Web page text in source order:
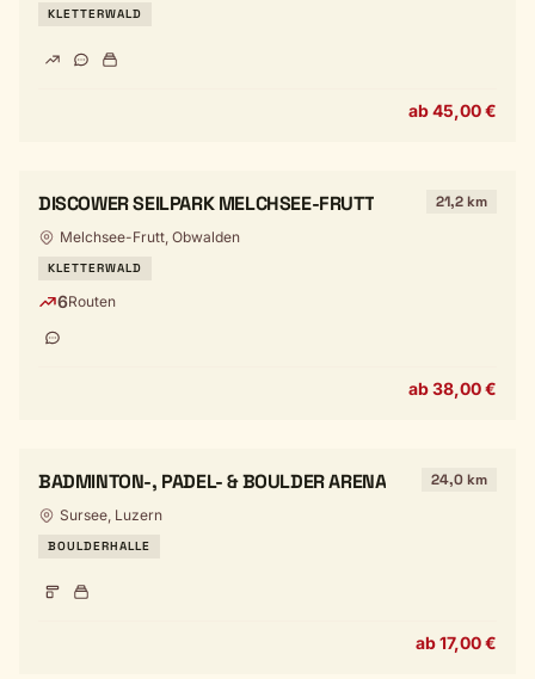
KLETTERWALD
ab 45,00 €
DISCOWER SEILPARK MELCHSEE-FRUTT 21,2 km
Melchsee-Frutt, Obwalden
KLETTERWALD
6Routen
ab 38,00 €
BADMINTON-, PADEL- & BOULDER ARENA 24,0 km
Sursee, Luzern
BOULDERHALLE
ab 17,00 €